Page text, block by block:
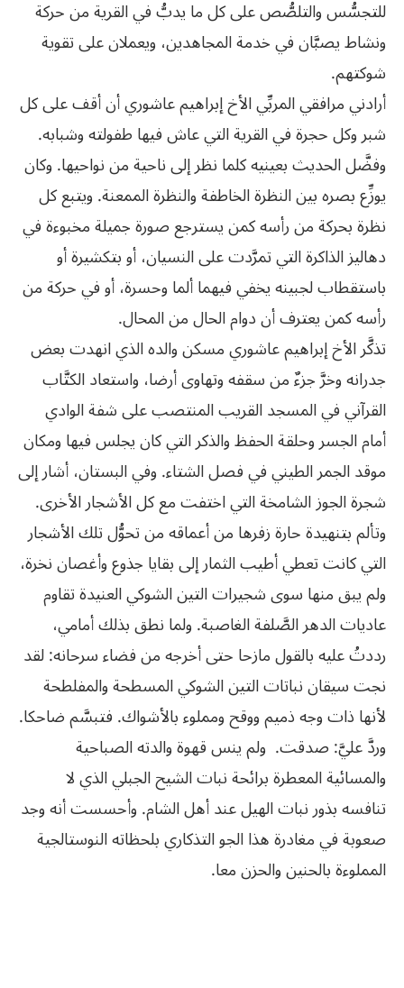
للتجسُّس والتلصُّص على كل ما يدبُّ في القرية من حركة
ونشاط يصبَّان في خدمة المجاهدين، ويعملان على تقوية
شوكتهم.
أرادني مرافقي المربِّي الأخ إبراهيم عاشوري أن أقف على كل
شبر وكل حجرة في القرية التي عاش فيها طفولته وشبابه.
وفضَّل الحديث بعينيه كلما نظر إلى ناحية من نواحيها. وكان
يوزِّع بصره بين النظرة الخاطفة والنظرة الممعنة. ويتبع كل
نظرة بحركة من رأسه كمن يسترجع صورة جميلة مخبوءة في
دهاليز الذاكرة التي تمرَّدت على النسيان، أو بتكشيرة أو
باستقطاب لجبينه يخفي فيهما ألما وحسرة، أو في حركة من
رأسه كمن يعترف أن دوام الحال من المحال.
تذكَّر الأخ إبراهيم عاشوري مسكن والده الذي انهدت بعض
جدرانه وخرَّ جزءٌ من سقفه وتهاوى أرضا، واستعاد الكتَّاب
القرآني في المسجد القريب المنتصب على شفة الوادي
أمام الجسر وحلقة الحفظ والذكر التي كان يجلس فيها ومكان
موقد الجمر الطيني في فصل الشتاء. وفي البستان، أشار إلى
شجرة الجوز الشامخة التي اختفت مع كل الأشجار الأخرى.
وتألم بتنهيدة حارة زفرها من أعماقه من تحوُّل تلك الأشجار
التي كانت تعطي أطيب الثمار إلى بقايا جذوع وأغصان نخرة،
ولم يبق منها سوى شجيرات التين الشوكي العنيدة تقاوم
عاديات الدهر الصَّلفة الغاصبة. ولما نطق بذلك أمامي،
رددتُ عليه بالقول مازحا حتى أخرجه من فضاء سرحانه: لقد
نجت سيقان نباتات التين الشوكي المسطحة والمفلطحة
لأنها ذات وجه ذميم ووقح ومملوء بالأشواك. فتبسَّم ضاحكا.
وردَّ عليَّ: صدقت. ولم ينس قهوة والدته الصباحية
والمسائية المعطرة برائحة نبات الشيح الجبلي الذي لا
تنافسه بذور نبات الهيل عند أهل الشام. وأحسست أنه وجد
صعوبة في مغادرة هذا الجو التذكاري بلحظاته النوستالجية
المملوءة بالحنين والحزن معا.